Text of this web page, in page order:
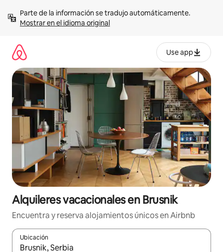
contenidoMostrar en el idioma original
Use app
Alquileres vacacionales en Brusnik
Encuentra y reserva alojamientos únicos en Airbnb
Ubicación
Cuando los resultados estén disponibles, navega con las